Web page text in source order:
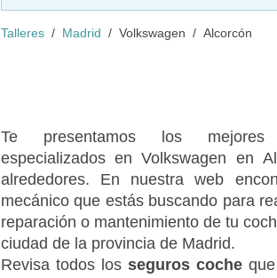
Talleres Madrid Volkswagen Alcorcón
Te presentamos los mejores
especializados en Volkswagen en
alrededores. En nuestra web
mecánico que estás buscando para
reparación o mantenimiento de tu
ciudad de la provincia de Madrid.
Revisa todos los seguros cocheque